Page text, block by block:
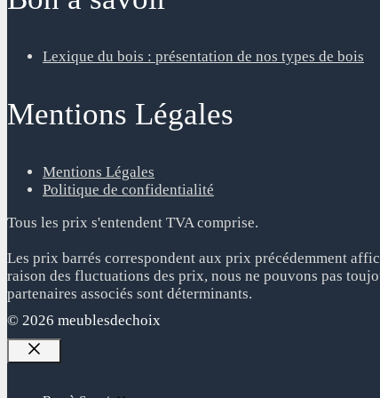
Lexique du bois : présentation de nos types de bois
Mentions Légales
Mentions Légales
Politique de confidentialité
Tous les prix s'entendent TVA comprise.
Les prix barrés correspondent aux prix précédemment
raison des fluctuations des prix, nous ne pouvons pas
partenaires associés sont déterminants.
© 2026 meublesdechoix
Fermer